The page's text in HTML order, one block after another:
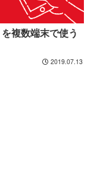
複数端末で使う
2019.07.13